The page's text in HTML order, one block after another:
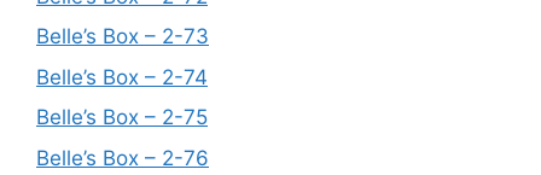
Belle’s Box – 2-73
Belle’s Box – 2-74
Belle’s Box – 2-75
Belle’s Box – 2-76